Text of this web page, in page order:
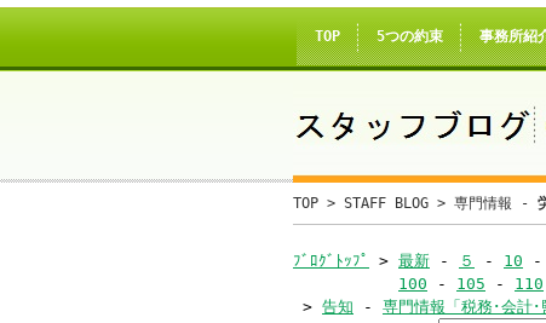
※
こ
誠に
当サイトの
TOP 5つの約束 事務所紹
TOP > STAFF BLOG > 専門情報 -
ﾌﾞﾛｸﾞﾄｯﾌﾟ > 最新 - ５ - 10 -
100 - 105 - 110
> 告知 - 専門情報「税務･会計･